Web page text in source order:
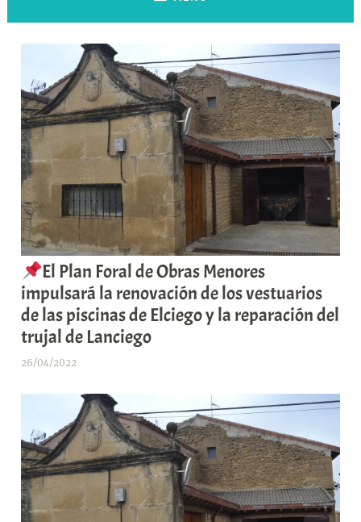
El Plan Foral de Obras Menores
impulsará la renovación de los vestuarios
de las piscinas de Elciego y la reparación del
trujal de Lanciego
26/04/2022
a
b
a
r
E